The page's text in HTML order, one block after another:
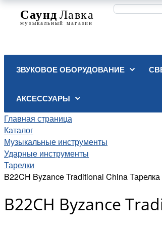
ЗВУКОВОЕ ОБОРУДОВАНИЕ
АКСЕССУАРЫ
Главная страница
Каталог
Музыкальные инструменты
Ударные инструменты
Тарелки
B22CH Byzance Traditional China
B22CH Byzance